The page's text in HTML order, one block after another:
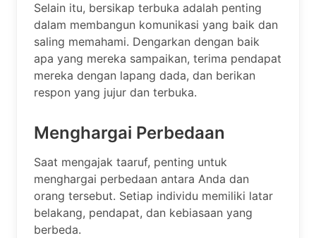
Selain itu, bersikap terbuka adalah penting
dalam membangun komunikasi yang baik dan
saling memahami. Dengarkan dengan baik
apa yang mereka sampaikan, terima pendapat
mereka dengan lapang dada, dan berikan
respon yang jujur dan terbuka.
Menghargai Perbedaan
Saat mengajak taaruf, penting untuk
menghargai perbedaan antara Anda dan
orang tersebut. Setiap individu memiliki latar
belakang, pendapat, dan kebiasaan yang
berbeda.